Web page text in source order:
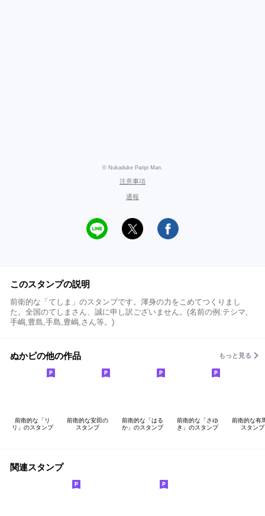
© Nukaduke Paripi Man.
注意事項
通報
このスタンプの説明
前衛的な「てしま」のスタンプです。渾身の力をこめてつくりまし
た。全国のてしまさん、誠に申し訳ございません。(名前の例:テシマ,
手嶋,豊島,手島,豊嶋,さん等。)
ぬかピの他の作品 もっと見る
前衛的な「リ
リ」のスタンプ
前衛的な安田の
スタンプ
前衛的な「はる
か」のスタンプ
前衛的な「さゆ
き」のスタンプ
前衛的な有
スタンプ
関連スタンプ